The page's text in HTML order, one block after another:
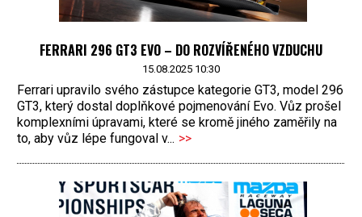
FERRARI 296 GT3 EVO – DO ROZVÍŘENÉHO VZDUCHU
15.08.2025 10:30
Ferrari upravilo svého zástupce kategorie GT3, model 296
GT3, který dostal doplňkové pojmenování Evo. Vůz prošel
komplexními úpravami, které se kromě jiného zaměřily na
to, aby vůz lépe fungoval v... >>